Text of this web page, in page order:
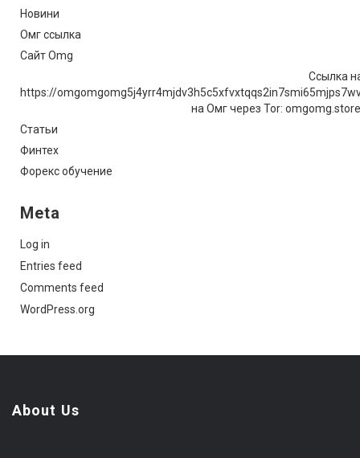
Новини
Омг ссылка
Сайт Omg
Ссылка
https://
на Омг через Tor:
Статьи
Финтех
Форекс обучение
Meta
Log in
Entries feed
Comments feed
WordPress.org
About Us